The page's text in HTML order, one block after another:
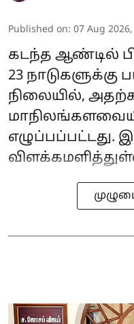
Published on: 07 Aug
கடந்த ஆண்டில்
23
நிலையில்,
எழுப்பப்பட்டது.